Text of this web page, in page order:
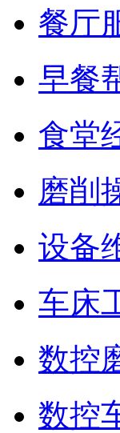
餐厅
早餐
食堂
磨削
设备
车床
数控
数控